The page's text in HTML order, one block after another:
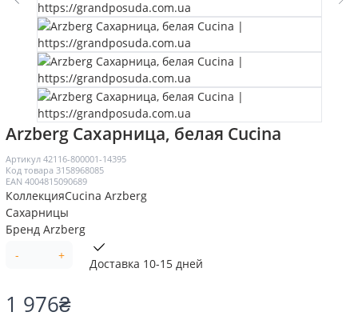
Arzberg Сахарница, белая Cucina
Артикул 42116-800001-14395
Код товара 3158968085
EAN 4004815090689
КоллекцияCucina Arzberg
Сахарницы
Бренд Arzberg
-
+
Доставка 10-15 дней
1 976₴